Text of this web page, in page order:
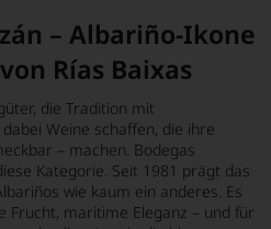
– Albariño-Ikone
Rías Baixas
die Tradition mit
Weine schaffen, die ihre
– machen. Bodegas
Kategorie. Seit 1981 prägt das
wie kaum ein anderes. Es
Frucht, maritime Eleganz – und für